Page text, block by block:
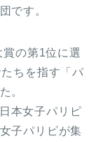
です。
の第1位に選
ちを指す「パ
。
本女子パリピ
子パリピが集